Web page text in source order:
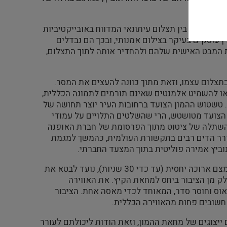
בין תצלום עיתונאי המדווח באובייקטיביות
עוסקים בעיקר בצילום אמנותי, ובכך הם נבדלים
המבט האישית שלהם ולהחדיר אותה לתוך התצלום,
עצמו, וזאת מתוך כוונה להעצים את המסר.
להשמיט אלמנטים שאינם תורמים לתמונה הכללית,
ההמון הצועד ברחובות העיר יוצר תחושה של
הצועד מטושטש, הרי שהשלטים התלויים על עמודי
השתלה של ציטוט מתוך הפרסומת של חברת האופנה
הדים רבים בתקשורת העולמית, כהמשך למגמת
אמירה פוליטית בתוך המצעד החברתי.
הטשטוש שנוקטת הורבין, תוצאה של הצבת המצלמה על גבי חצובה ופתיחת צמצם ארוכה יחסית (עד כדי 30 שניות), נועד לבטא את
מן הציבור ביחס למחאת הקיץ. את האווירה
וחוסר סדר, המאוחד לכדי מאסה אחת. הציבור
פחות מהאווירה הכללית.
של מחאת ההמון, וזאת הודות ליכולתם לעורר